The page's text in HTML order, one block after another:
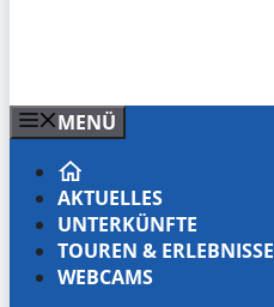
MENÜ
AKTUELLES
UNTERKÜNFTE
TOUREN & ERLEBNISSE
WEBCAMS